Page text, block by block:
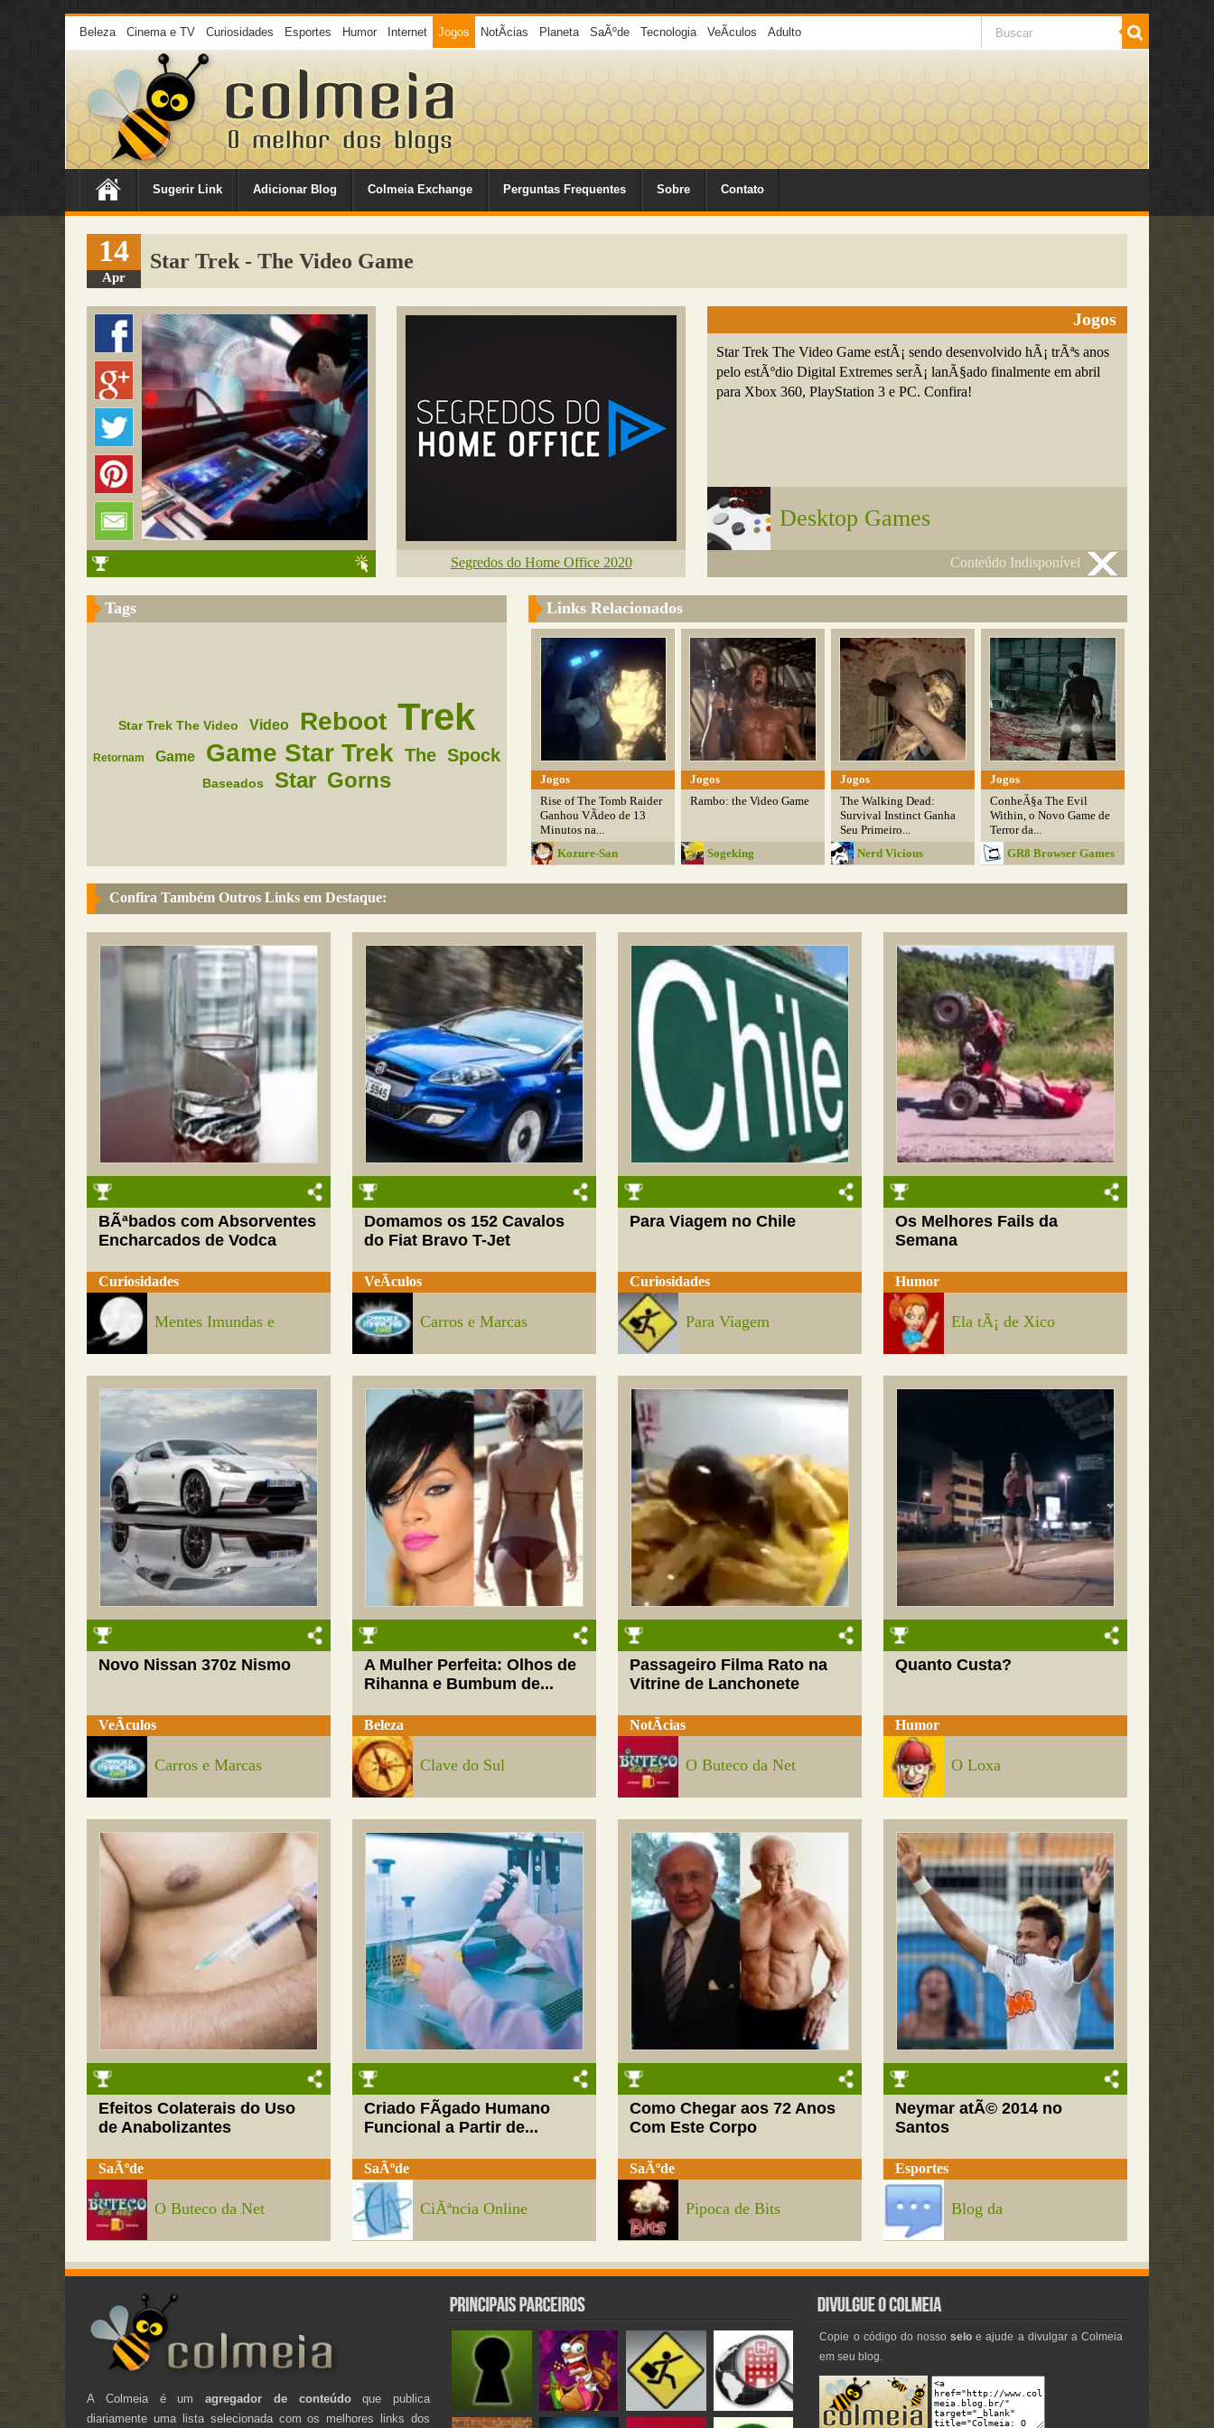
Beleza Cinema e TV Curiosidades Esportes Humor Internet Jogos NotÃ­cias Planeta SaÃºde Tecnologia VeÃ­culos Adulto
Sugerir Link Adicionar Blog Colmeia Exchange Perguntas Frequentes Sobre Contato
14
Apr
Star Trek - The Video Game
Segredos do Home Office 2020
Jogos
Star Trek The Video Game estÃ¡ sendo desenvolvido hÃ¡ trÃªs anos
pelo estÃºdio Digital Extremes serÃ¡ lanÃ§ado finalmente em abril
para Xbox 360, PlayStation 3 e PC. Confira!
Desktop Games
Conteúdo Indisponível
Tags
Star Trek The Video Video Reboot Trek
Retornam Game Game Star Trek The Spock
Baseados Star Gorns
Links Relacionados
Jogos
Rise of The Tomb Raider
Ganhou VÃ­deo de 13
Minutos na...
Kozure-San
Jogos
Rambo: the Video Game
Sogeking
Jogos
The Walking Dead:
Survival Instinct Ganha
Seu Primeiro...
Nerd Vicious
Jogos
ConheÃ§a The Evil
Within, o Novo Game de
Terror da...
GR8 Browser Games
Confira Também Outros Links em Destaque:
BÃªbados com Absorventes
Encharcados de Vodca
Curiosidades
Mentes Imundas e
Domamos os 152 Cavalos
do Fiat Bravo T-Jet
VeÃ­culos
Carros e Marcas
Para Viagem no Chile
Curiosidades
Para Viagem
Os Melhores Fails da
Semana
Humor
Ela tÃ¡ de Xico
Novo Nissan 370z Nismo
VeÃ­culos
Carros e Marcas
A Mulher Perfeita: Olhos de
Rihanna e Bumbum de...
Beleza
Clave do Sul
Passageiro Filma Rato na
Vitrine de Lanchonete
NotÃ­cias
O Buteco da Net
Quanto Custa?
Humor
O Loxa
Efeitos Colaterais do Uso
de Anabolizantes
SaÃºde
O Buteco da Net
Criado FÃ­gado Humano
Funcional a Partir de...
SaÃºde
CiÃªncia Online
Como Chegar aos 72 Anos
Com Este Corpo
SaÃºde
Pipoca de Bits
Neymar atÃ© 2014 no
Santos
Esportes
Blog da
A Colmeia é umagregador de conteúdoque publica
diariamente uma lista selecionada com os melhores links dos
Copie o código do nossoselo e ajude a divulgar a Colmeia
em seu blog.